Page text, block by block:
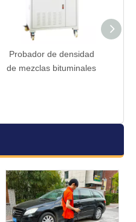
Probador de densidad
de mezclas bituminales